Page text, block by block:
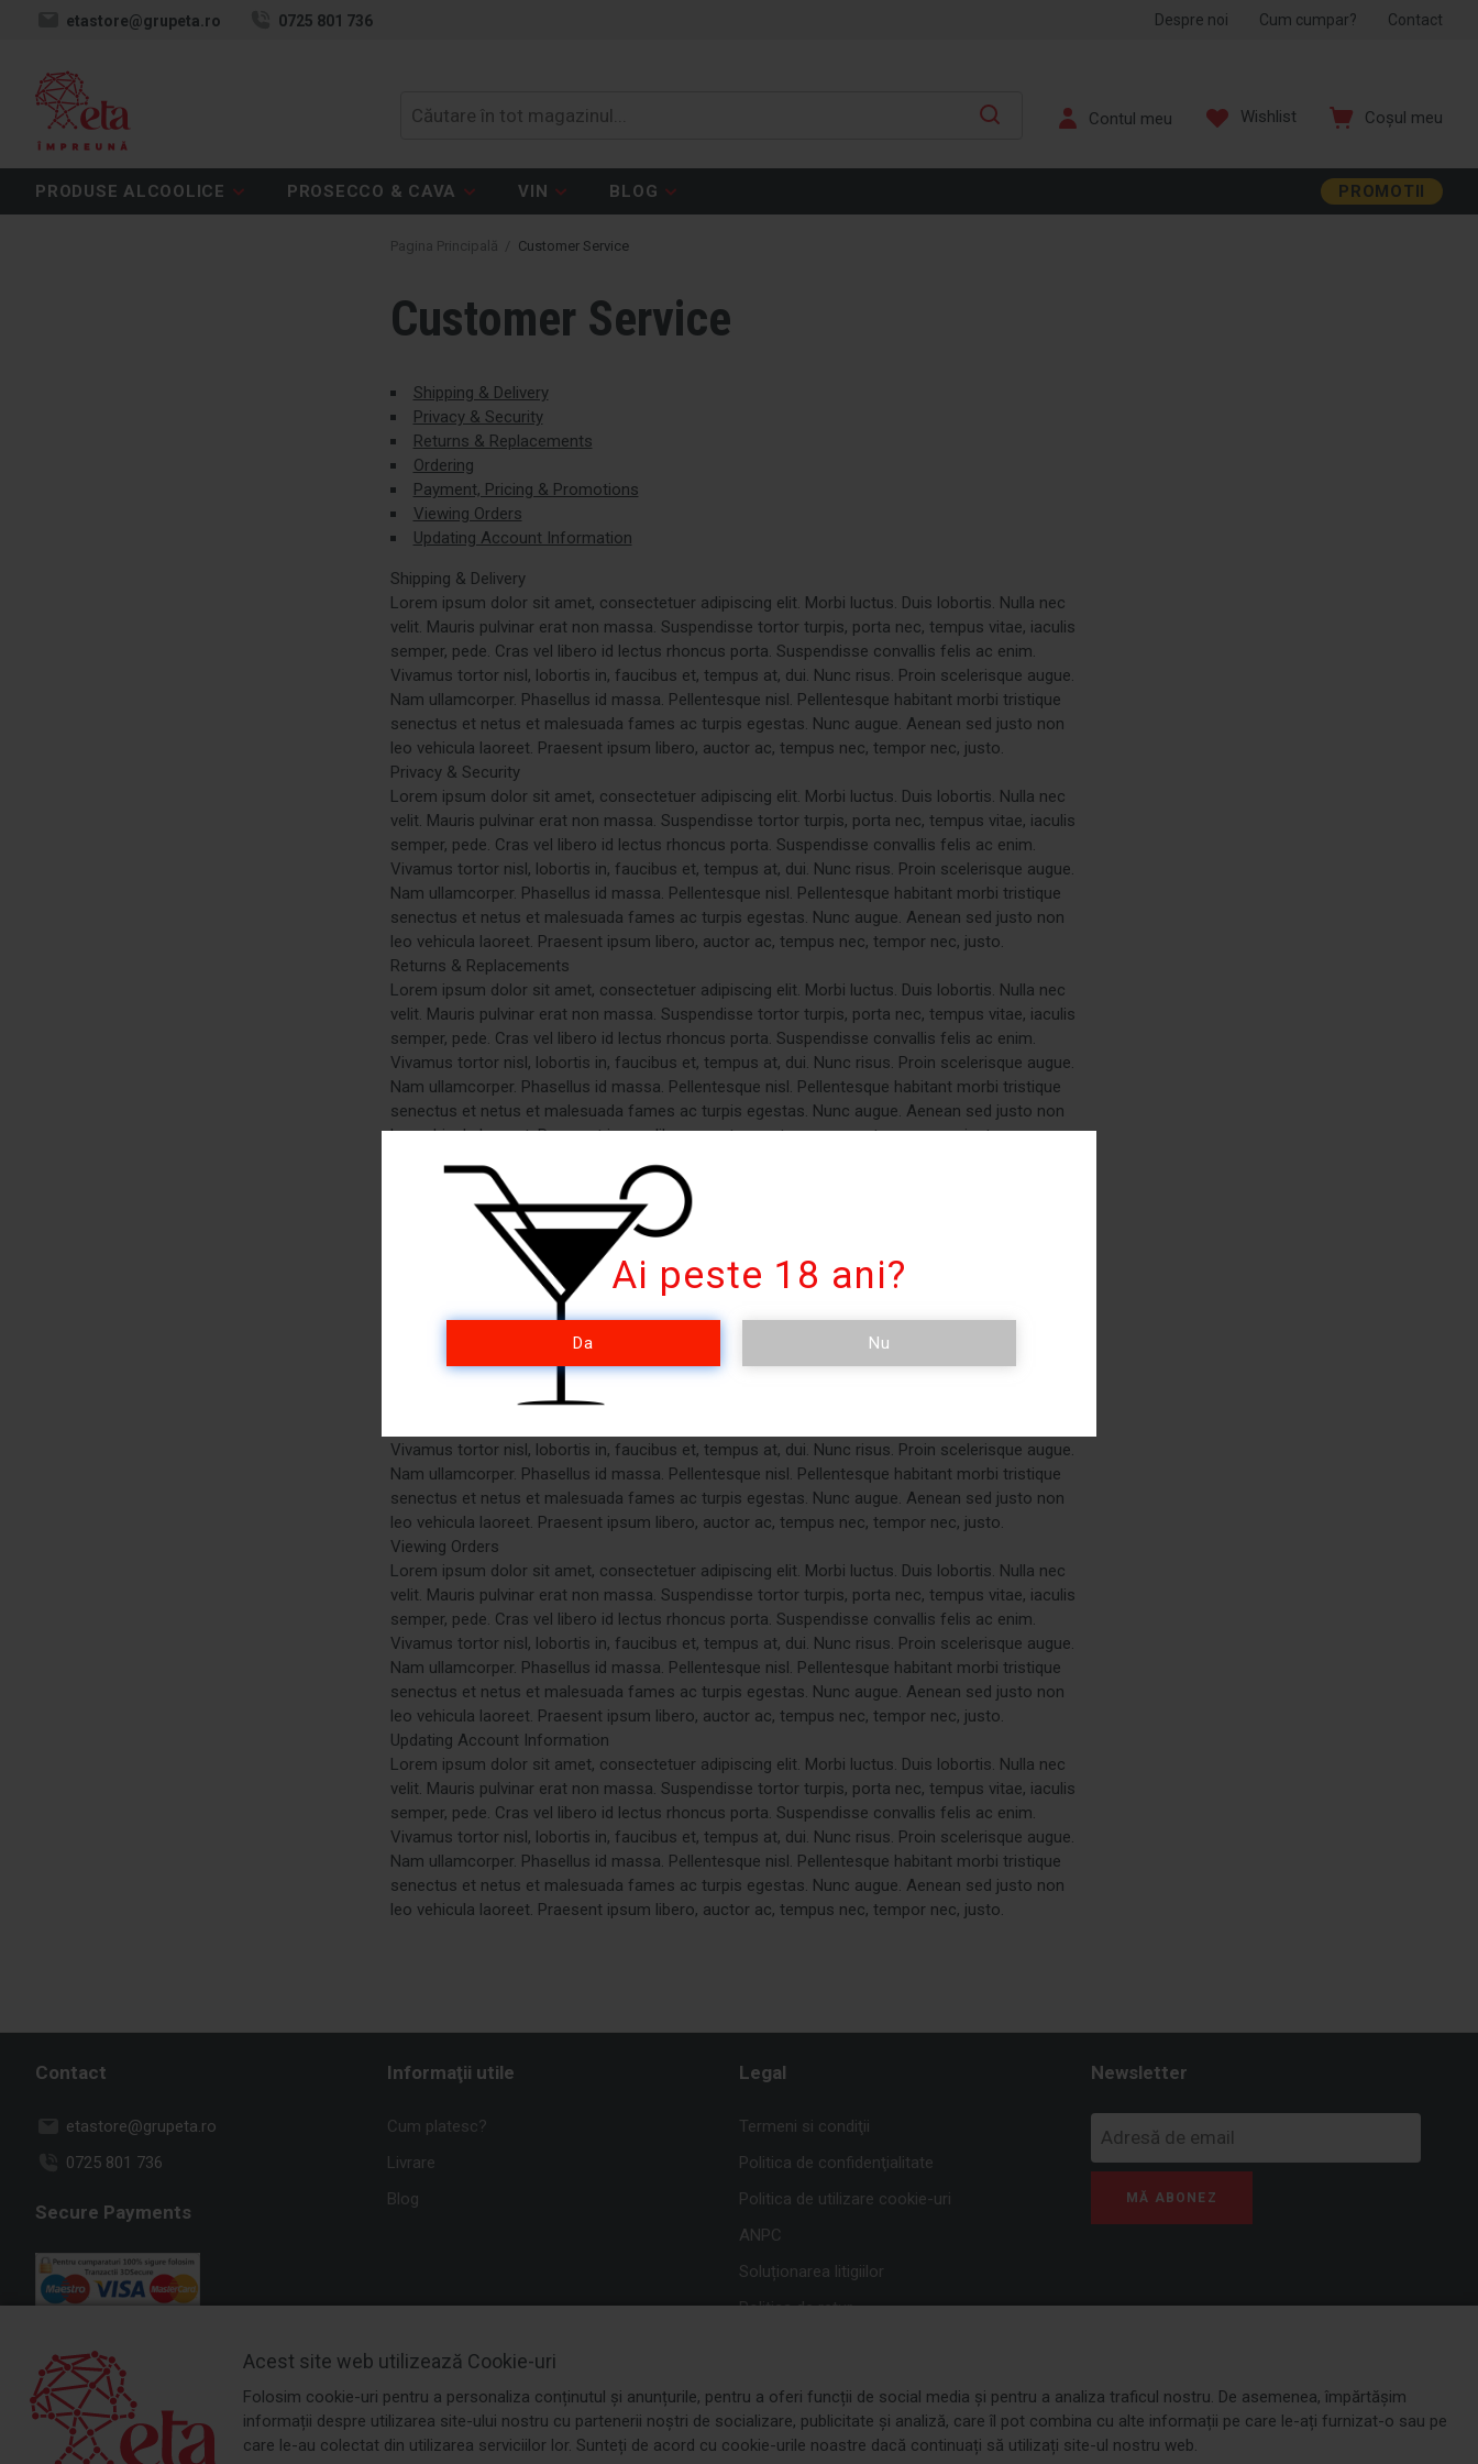
Ai peste 18 ani?
Da Nu
etastore@grupeta.ro 0725 801 736 Despre noi Cum cumpar? Contact
Coșul meu
Wishlist
PROMOTII
PRODUSE ALCOOLICE PROSECCO & CAVA VIN BLOG
Pagina Principală Customer Service
Customer Service
Shipping & Delivery
Privacy & Security
Returns & Replacements
Ordering
Payment, Pricing & Promotions
Viewing Orders
Updating Account Information
Shipping & Delivery
Lorem ipsum dolor sit amet, consectetuer adipiscing elit. Morbi luctus. Duis lobortis. Nulla nec
velit. Mauris pulvinar erat non massa. Suspendisse tortor turpis, porta nec, tempus vitae, iaculis
semper, pede. Cras vel libero id lectus rhoncus porta. Suspendisse convallis felis ac enim.
Vivamus tortor nisl, lobortis in, faucibus et, tempus at, dui. Nunc risus. Proin scelerisque augue.
Nam ullamcorper. Phasellus id massa. Pellentesque nisl. Pellentesque habitant morbi tristique
senectus et netus et malesuada fames ac turpis egestas. Nunc augue. Aenean sed justo non
leo vehicula laoreet. Praesent ipsum libero, auctor ac, tempus nec, tempor nec, justo.
Privacy & Security
Lorem ipsum dolor sit amet, consectetuer adipiscing elit. Morbi luctus. Duis lobortis. Nulla nec
velit. Mauris pulvinar erat non massa. Suspendisse tortor turpis, porta nec, tempus vitae, iaculis
semper, pede. Cras vel libero id lectus rhoncus porta. Suspendisse convallis felis ac enim.
Vivamus tortor nisl, lobortis in, faucibus et, tempus at, dui. Nunc risus. Proin scelerisque augue.
Nam ullamcorper. Phasellus id massa. Pellentesque nisl. Pellentesque habitant morbi tristique
senectus et netus et malesuada fames ac turpis egestas. Nunc augue. Aenean sed justo non
leo vehicula laoreet. Praesent ipsum libero, auctor ac, tempus nec, tempor nec, justo.
Returns & Replacements
Lorem ipsum dolor sit amet, consectetuer adipiscing elit. Morbi luctus. Duis lobortis. Nulla nec
velit. Mauris pulvinar erat non massa. Suspendisse tortor turpis, porta nec, tempus vitae, iaculis
semper, pede. Cras vel libero id lectus rhoncus porta. Suspendisse convallis felis ac enim.
Vivamus tortor nisl, lobortis in, faucibus et, tempus at, dui. Nunc risus. Proin scelerisque augue.
Nam ullamcorper. Phasellus id massa. Pellentesque nisl. Pellentesque habitant morbi tristique
senectus et netus et malesuada fames ac turpis egestas. Nunc augue. Aenean sed justo non
leo vehicula laoreet. Praesent ipsum libero, auctor ac, tempus nec, tempor nec, justo.
Lorem ipsum dolor sit amet, consectetuer adipiscing elit. Morbi luctus. Duis lobortis. Nulla nec
velit. Mauris pulvinar erat non massa. Suspendisse tortor turpis, porta nec, tempus vitae, iaculis
semper, pede. Cras vel libero id lectus rhoncus porta. Suspendisse convallis felis ac enim.
Vivamus tortor nisl, lobortis in, faucibus et, tempus at, dui. Nunc risus. Proin scelerisque augue.
Nam ullamcorper. Phasellus id massa. Pellentesque nisl. Pellentesque habitant morbi tristique
senectus et netus et malesuada fames ac turpis egestas. Nunc augue. Aenean sed justo non
leo vehicula laoreet. Praesent ipsum libero, auctor ac, tempus nec, tempor nec, justo.
Payment, Pricing & Promotions
Lorem ipsum dolor sit amet, consectetuer adipiscing elit. Morbi luctus. Duis lobortis. Nulla nec
velit. Mauris pulvinar erat non massa. Suspendisse tortor turpis, porta nec, tempus vitae, iaculis
Vivamus tortor nisl, lobortis in, faucibus et, tempus at, dui. Nunc risus. Proin scelerisque augue.
Nam ullamcorper. Phasellus id massa. Pellentesque nisl. Pellentesque habitant morbi tristique
senectus et netus et malesuada fames ac turpis egestas. Nunc augue. Aenean sed justo non
leo vehicula laoreet. Praesent ipsum libero, auctor ac, tempus nec, tempor nec, justo.
Viewing Orders
Lorem ipsum dolor sit amet, consectetuer adipiscing elit. Morbi luctus. Duis lobortis. Nulla nec
velit. Mauris pulvinar erat non massa. Suspendisse tortor turpis, porta nec, tempus vitae, iaculis
semper, pede. Cras vel libero id lectus rhoncus porta. Suspendisse convallis felis ac enim.
Vivamus tortor nisl, lobortis in, faucibus et, tempus at, dui. Nunc risus. Proin scelerisque augue.
Nam ullamcorper. Phasellus id massa. Pellentesque nisl. Pellentesque habitant morbi tristique
senectus et netus et malesuada fames ac turpis egestas. Nunc augue. Aenean sed justo non
leo vehicula laoreet. Praesent ipsum libero, auctor ac, tempus nec, tempor nec, justo.
Updating Account Information
Lorem ipsum dolor sit amet, consectetuer adipiscing elit. Morbi luctus. Duis lobortis. Nulla nec
velit. Mauris pulvinar erat non massa. Suspendisse tortor turpis, porta nec, tempus vitae, iaculis
semper, pede. Cras vel libero id lectus rhoncus porta. Suspendisse convallis felis ac enim.
Vivamus tortor nisl, lobortis in, faucibus et, tempus at, dui. Nunc risus. Proin scelerisque augue.
Nam ullamcorper. Phasellus id massa. Pellentesque nisl. Pellentesque habitant morbi tristique
senectus et netus et malesuada fames ac turpis egestas. Nunc augue. Aenean sed justo non
leo vehicula laoreet. Praesent ipsum libero, auctor ac, tempus nec, tempor nec, justo.
Contact
etastore@grupeta.ro
0725 801 736
Secure Payments
Informaţii utile
Cum platesc?
Livrare
Blog
Legal
Termeni si condiţii
Politica de confidenţialitate
Politica de utilizare cookie-uri
ANPC
Soluționarea litigiilor
Politica de retur
Newsletter
MĂ ABONEZ
Acest site web utilizează Cookie-uri
Folosim cookie-uri pentru a personaliza conținutul și anunțurile, pentru a oferi funcții de social media și pentru a analiza traficul nostru. De asemenea, împărtășim
informații despre utilizarea site-ului nostru cu partenerii noștri de socializare, publicitate și analiză, care îl pot combina cu alte informații pe care le-ați furnizat-o sau pe
care le-au colectat din utilizarea serviciilor lor. Sunteți de acord cu cookie-urile noastre dacă continuați să utilizați site-ul nostru web.